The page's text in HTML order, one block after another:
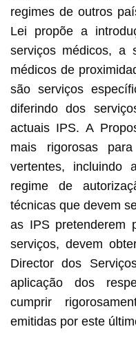
regimes de outros
Lei propõe a
serviços médicos, a
médicos de
são serviços
diferindo dos
actuais IPS. A
mais rigorosas
vertentes, incluindo
regime de
técnicas que devem
as IPS pretenderem
serviços, devem
Director dos
aplicação dos
cumprir
emitidas por este